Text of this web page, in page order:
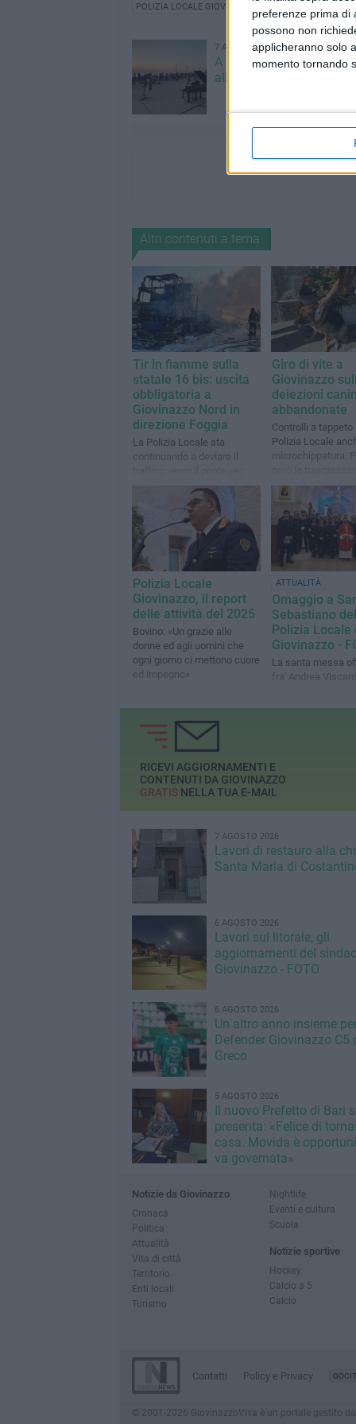
preferenze prima di
possono non
applicheranno solo
momento tornando
POLIZIA LOCALE GIOVINAZZO
7 AGOSTO 2026
A Giovinazzo c'è il
all'Alba
Altri contenuti a tema
Tir in fiamme sulla
statale 16 bis: uscita
obbligatoria a
Giovinazzo Nord in
direzione Foggia
La Polizia Locale sta
continuando a deviare il
Giro di vite a
Giovinazzo
deiezioni
abbandonate
Controlli a tappeto
Polizia Locale
microchippatura.
riscontrate
Polizia Locale
Giovinazzo, il report
delle attività del 2025
Bovino: «Un grazie alle
donne ed agli uomini che
ogni giorno ci mettono cuore
ed impegno»
ATTUALITÀ
Omaggio a
Sebastiano
Polizia Locale
Giovinazzo -
La santa messa
fra' Andrea
RICEVI AGGIORNAMENTI E
CONTENUTI DA GIOVINAZZO
GRATISNELLA TUA E-MAIL
7 AGOSTO 2026
Lavori di restauro alla
Santa Maria di
6 AGOSTO 2026
Lavori sul litorale, gli
aggiornamenti del
Giovinazzo - FOTO
6 AGOSTO 2026
Un altro anno insieme
Defender Giovinazzo C5
Greco
5 AGOSTO 2026
Il nuovo Prefetto di Bari
presenta: «Felice di
casa. Movida è
va governata»
Notizie da Giovinazzo
Cronaca
Politica
Attualità
Vita di città
Territorio
Enti locali
Turismo
Nightlife
Eventi e cultura
Scuola
Notizie sportive
Hockey
Calcio a 5
Calcio
Contatti Policy e Privacy
© 2001-2026 GiovinazzoViva è un portale gestito